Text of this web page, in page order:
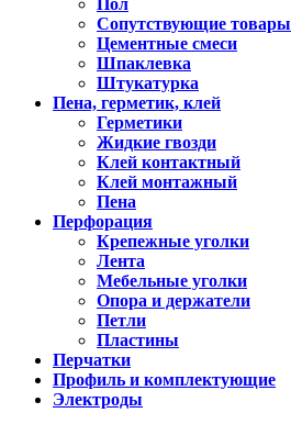
Пол
Сопутствующие товары
Цементные смеси
Шпаклевка
Штукатурка
Пена, герметик, клей
Герметики
Жидкие гвозди
Клей контактный
Клей монтажный
Пена
Перфорация
Крепежные уголки
Лента
Мебельные уголки
Опора и держатели
Петли
Пластины
Перчатки
Профиль и комплектующие
Электроды